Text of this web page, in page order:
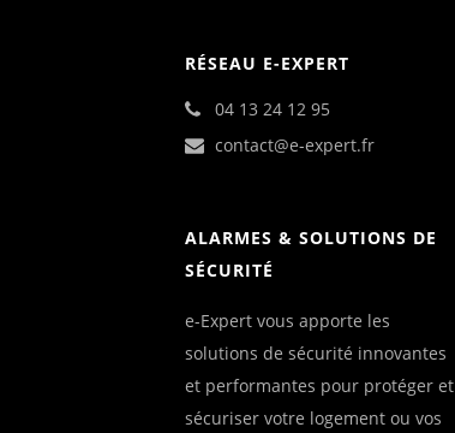
RÉSEAU E-EXPERT
04 13 24 12 95
contact@e-expert.fr
ALARMES & SOLUTIONS DE
SÉCURITÉ
e-Expert vous apporte les
solutions de sécurité innovantes
et performantes pour protéger et
sécuriser votre logement ou vos